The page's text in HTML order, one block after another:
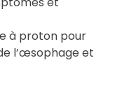
à proton pour
l’œsophage et